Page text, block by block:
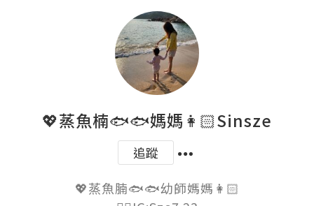
💖蒸魚楠🐟🐟媽媽👩🏻Sinsze
追蹤
💖蒸魚腩🐟🐟幼師媽媽👩🏻